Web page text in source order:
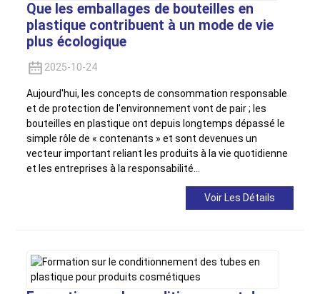
Que les emballages de bouteilles en
plastique contribuent à un mode de vie
plus écologique
2025-10-24
Aujourd'hui, les concepts de consommation responsable
et de protection de l'environnement vont de pair ; les
bouteilles en plastique ont depuis longtemps dépassé le
simple rôle de « contenants » et sont devenues un
vecteur important reliant les produits à la vie quotidienne
et les entreprises à la responsabilité…
Voir Les Détails